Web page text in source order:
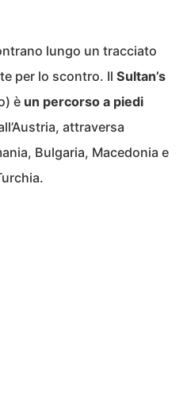
lungo un tracciato
per lo scontro. Il Sultan’s
è un percorso a piedi
attraversa
Bulgaria, Macedonia e